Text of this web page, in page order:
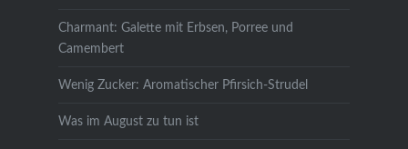
Charmant: Galette mit Erbsen, Porree und
Camembert
Wenig Zucker: Aromatischer Pfirsich-Strudel
Was im August zu tun ist